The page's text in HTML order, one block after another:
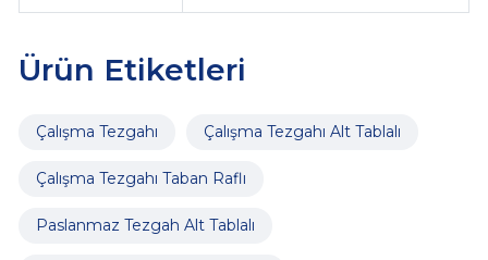
Ürün Etiketleri
Çalışma Tezgahı Çalışma Tezgahı Alt Tablalı
Çalışma Tezgahı Taban Raflı
Paslanmaz Tezgah Alt Tablalı